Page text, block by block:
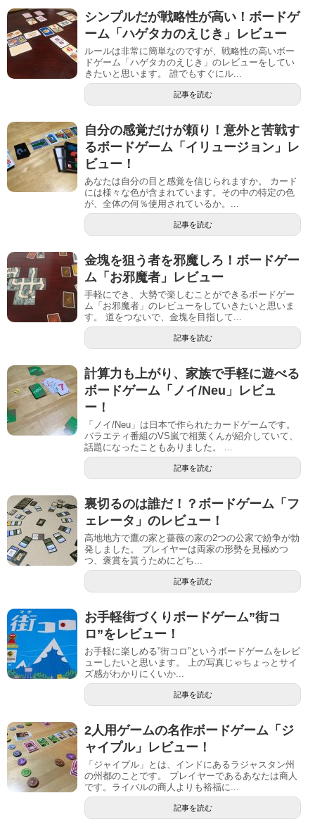
シンプルだが戦略性が高い！ボードゲ
ーム「ハゲタカのえじき」レビュー
ルールは非常に簡単なのですが、戦略性の高いボー
ドゲーム「ハゲタカのえじき」のレビューをしてい
きたいと思います。 誰でもすぐにル...
記事を読む
自分の感覚だけが頼り！意外と苦戦す
るボードゲーム「イリュージョン」レ
ビュー！
あなたは自分の目と感覚を信じられますか。 カード
には様々な色が含まれています。その中の特定の色
が、全体の何％使用されているか。...
記事を読む
金塊を狙う者を邪魔しろ！ボードゲー
ム「お邪魔者」レビュー
手軽にでき、大勢で楽しむことができるボードゲー
ム「お邪魔者」のレビューをしていきたいと思いま
す。 道をつないで、金塊を目指して...
記事を読む
計算力も上がり、家族で手軽に遊べる
ボードゲーム「ノイ/Neu」レビュ
ー！
「ノイ/Neu」は日本で作られたカードゲームです。
バラエティ番組のVS嵐で相葉くんが紹介していて、
話題になったこともありました。 ...
記事を読む
裏切るのは誰だ！？ボードゲーム「フ
ェレータ」のレビュー！
高地地方で鷹の家と薔薇の家の2つの公家で紛争が勃
発しました。 プレイヤーは両家の形勢を見極めつ
つ、褒賞を貰うためにどち...
記事を読む
お手軽街づくりボードゲーム”街コ
ロ”をレビュー！
お手軽に楽しめる”街コロ”というボードゲームをレビ
ューしたいと思います。 上の写真じゃちょっとサイ
ズ感がわかりにくいか...
記事を読む
2人用ゲームの名作ボードゲーム「ジ
ャイプル」レビュー！
「ジャイプル」とは、インドにあるラジャスタン州
の州都のことです。 プレイヤーであるあなたは商人
です。ライバルの商人よりも裕福に...
記事を読む